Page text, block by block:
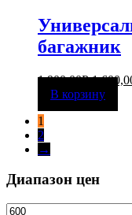
багажник
1 900,00Р 1
В корзину
1
2
→
Диапазон цен